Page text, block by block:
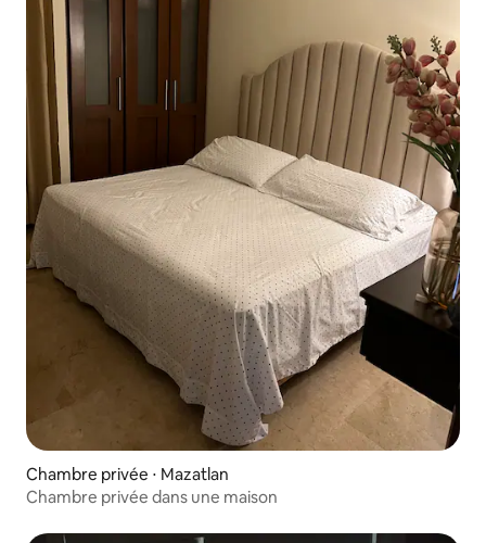
Chambre privée ⋅ Mazatlan
Chambre privée dans une maison